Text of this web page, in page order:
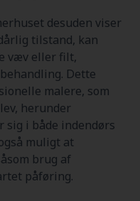
desuden viser
tilstand, kan
væv eller filt,
Dette
malere, som
herunder
sig i både indendørs
muligt at
brug af
påføring.